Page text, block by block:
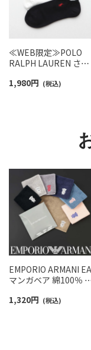
≪WEB限定≫POLO
RALPH LAUREN さら
スニーカー丈ソックス
1,980円 (税込)
EMPORIO ARMANI EA
マンガベア 綿100％
最短翌日発送】
1,320円 (税込)